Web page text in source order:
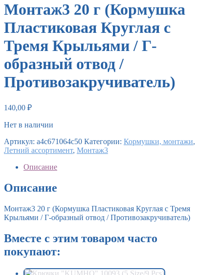
Монтаж3 20 г (Кормушка
Пластиковая Круглая с
Тремя Крыльями / Г-
образный отвод /
Противозакручиватель)
140,00 ₽
Нет в наличии
Артикул: a4c671064c50 Категории: Кормушки, монтажи,
Летний ассортимент, Монтаж3
Описание
Описание
Монтаж3 20 г (Кормушка Пластиковая Круглая с Тремя
Крыльями / Г-образный отвод / Противозакручиватель)
Вместе с этим товаром часто
покупают: